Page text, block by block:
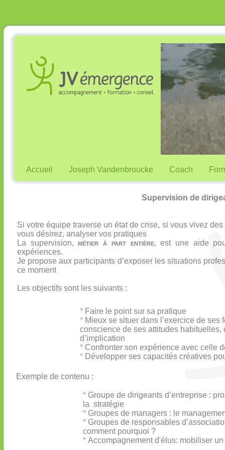
Accueil Joseph Vandenbroucke Coach
Supervision de
Si votre équipe traverse un état de crise, si vous vivez
vous désirez, analyser vos pratiques
La supervision,métier à part entière, est une aide
expériences.
Je propose aux participants d’exposer les situations
ce moment
Les objectifs sont les suivants :
° Faire le point sur sa pratique
° Mieux se situer dans l’exercice de
conscience de ses attitudes
d’implication
° Confronter son expérience avec celle
° Développer ses capacités créatives
Exemple de contenu :
° Groupe de dirigeants d’entreprise :
la stratégie
° Groupes de managers : le
° Groupes de responsables
comment pourquoi ?
° Accompagnement d'élus: mobiliser